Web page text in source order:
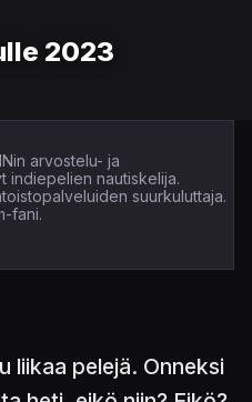
2023
arvostelu- ja
indiepelien nautiskelija.
suurkuluttaja.
fani.
liikaa pelejä. Onneksi